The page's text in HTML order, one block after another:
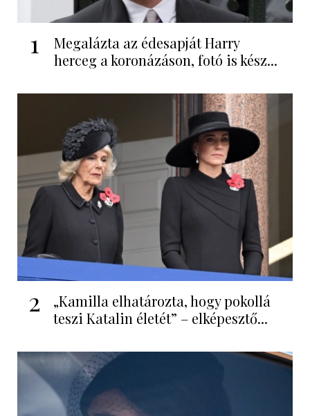
1
Megalázta az édesapját Harry
herceg a koronázáson, fotó is kész...
2
„Kamilla elhatározta, hogy pokollá
teszi Katalin életét” – elképesztő...